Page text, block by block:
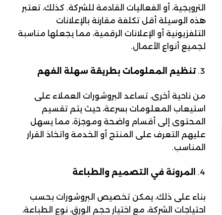
الترويجية، أو الفعاليات القادمة للشركة. كذلك، تعتبر
هذه الوسيلة أقل تكلفة مقارنة بالإعلانات
التلفزيونية أو الإعلانات الرقمية، مما يجعلها مناسبة
لجميع أنواع الأعمال.
تنظيم المعلومات بطريقة سهلة الفهم
من ناحية أخرى، تساعد البروشورات العملاء على
استيعاب المعلومات بسرعة، حيث يتم تقسيم
المحتوى إلى أقسام واضحة وموجزة، مما يسهل
عليهم التعرف على المنتج أو الخدمة واتخاذ القرار
المناسب.
المرونة في التصميم والطباعة
بناء على ذلك، يمكن تخصيص البروشورات بحسب
احتياجات الشركة، مع اختيار حجم الورق، نوع الطباعة،